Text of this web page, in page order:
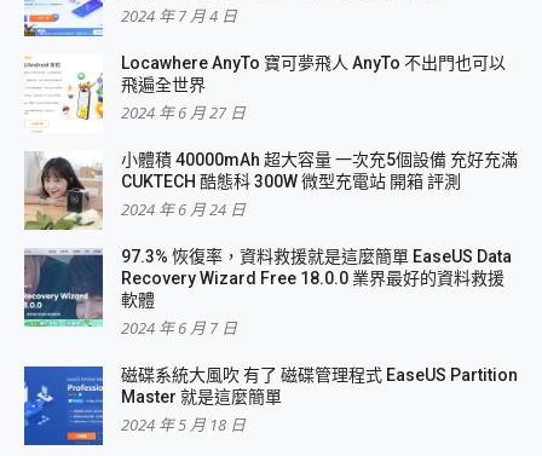
2024 年 7 月 4 日
Locawhere AnyTo 寶可夢飛人 AnyTo 不出門也可以
飛遍全世界
2024 年 6 月 27 日
小體積 40000mAh 超大容量 一次充5個設備 充好充滿
CUKTECH 酷態科 300W 微型充電站 開箱 評測
2024 年 6 月 24 日
97.3% 恢復率，資料救援就是這麼簡單 EaseUS Data
Recovery Wizard Free 18.0.0 業界最好的資料救援
軟體
2024 年 6 月 7 日
磁碟系統大風吹 有了 磁碟管理程式 EaseUS Partition
Master 就是這麼簡單
2024 年 5 月 18 日